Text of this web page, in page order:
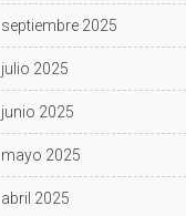
septiembre 2025
julio 2025
junio 2025
mayo 2025
abril 2025